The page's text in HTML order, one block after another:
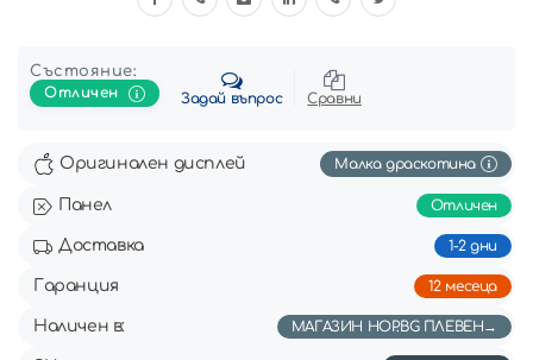
Състояние:
Отличен
Задай въпрос Сравни
Оригинален дисплей Mалка драскотина
Панел Отличен
Доставка 1-2 дни
Гаранция 12 месеца
Наличен в: МАГАЗИН HOP.BG ПЛЕВЕН